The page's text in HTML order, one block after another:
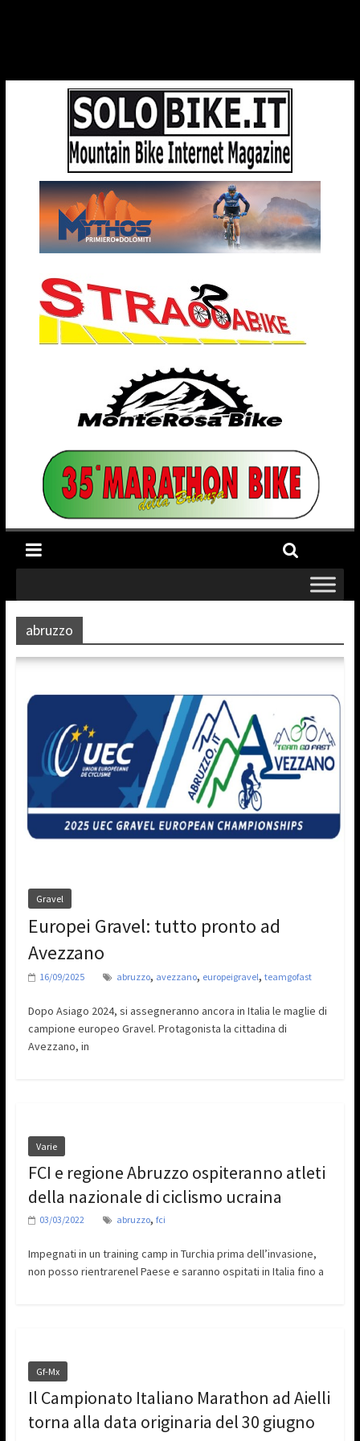
abruzzo
Gravel
Europei Gravel: tutto pronto ad
Avezzano
16/09/2025 abruzzo, avezzano, europeigravel, teamgofast
Dopo Asiago 2024, si assegneranno ancora in Italia le maglie di
campione europeo Gravel. Protagonista la cittadina di
Avezzano, in
Varie
FCI e regione Abruzzo ospiteranno atleti
della nazionale di ciclismo ucraina
03/03/2022 abruzzo, fci
Impegnati in un training camp in Turchia prima dell’invasione,
non posso rientrarenel Paese e saranno ospitati in Italia fino a
Gf-Mx
Il Campionato Italiano Marathon ad Aielli
torna alla data originaria del 30 giugno